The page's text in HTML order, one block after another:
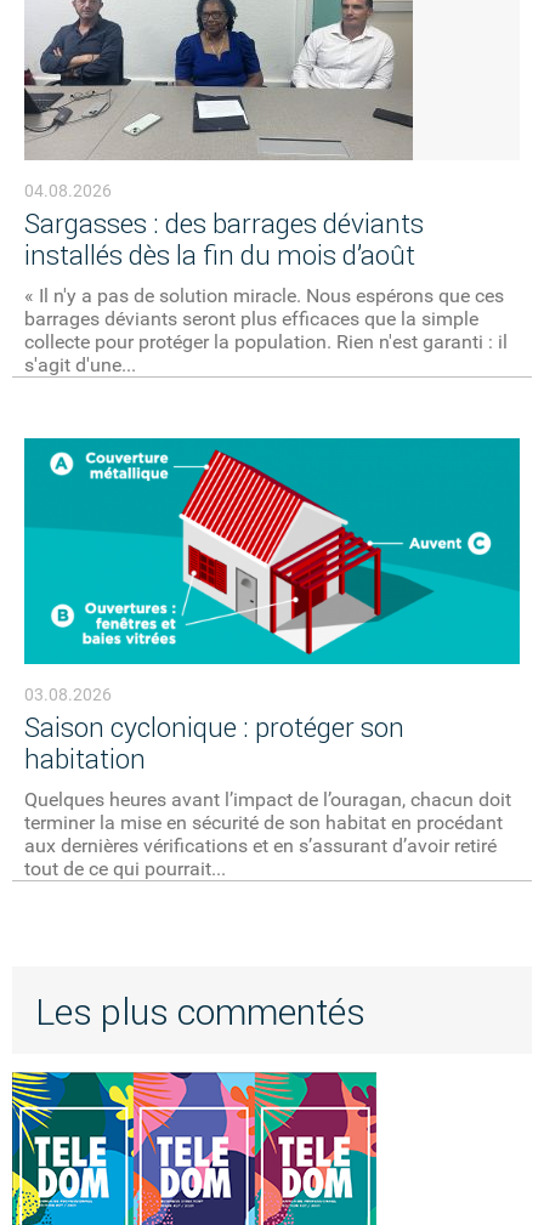
04.08.2026
Sargasses : des barrages déviants
installés dès la fin du mois d’août
« Il n'y a pas de solution miracle. Nous espérons que ces
barrages déviants seront plus efficaces que la simple
collecte pour protéger la population. Rien n'est garanti : il
s'agit d'une...
03.08.2026
Saison cyclonique : protéger son
habitation
Quelques heures avant l’impact de l’ouragan, chacun doit
terminer la mise en sécurité de son habitat en procédant
aux dernières vérifications et en s’assurant d’avoir retiré
tout de ce qui pourrait...
Les plus commentés